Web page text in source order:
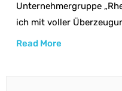
Unternehmergruppe
ich mit voller
Read More